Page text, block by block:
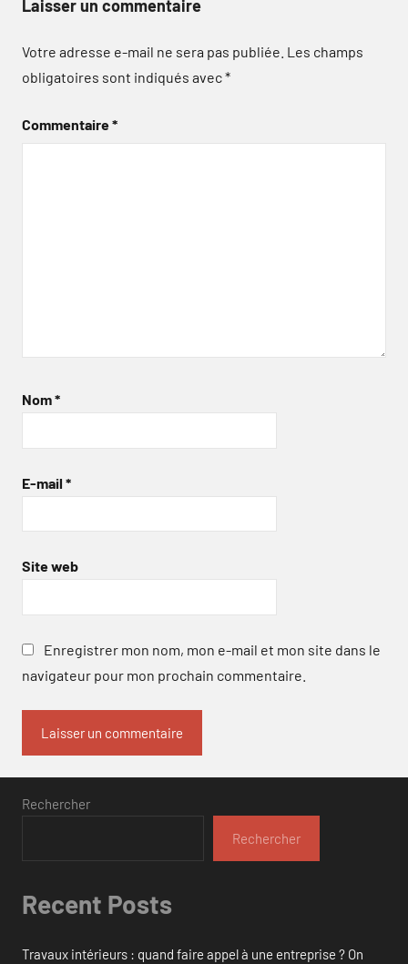
Laisser un commentaire
Votre adresse e-mail ne sera pas publiée. Les champs
obligatoires sont indiqués avec*
Commentaire*
Nom*
E-mail *
Site web
Enregistrer mon nom, mon e-mail et mon site dans le
navigateur pour mon prochain commentaire.
Rechercher
Rechercher
Recent Posts
Travaux intérieurs : quand faire appel à une entreprise ? On